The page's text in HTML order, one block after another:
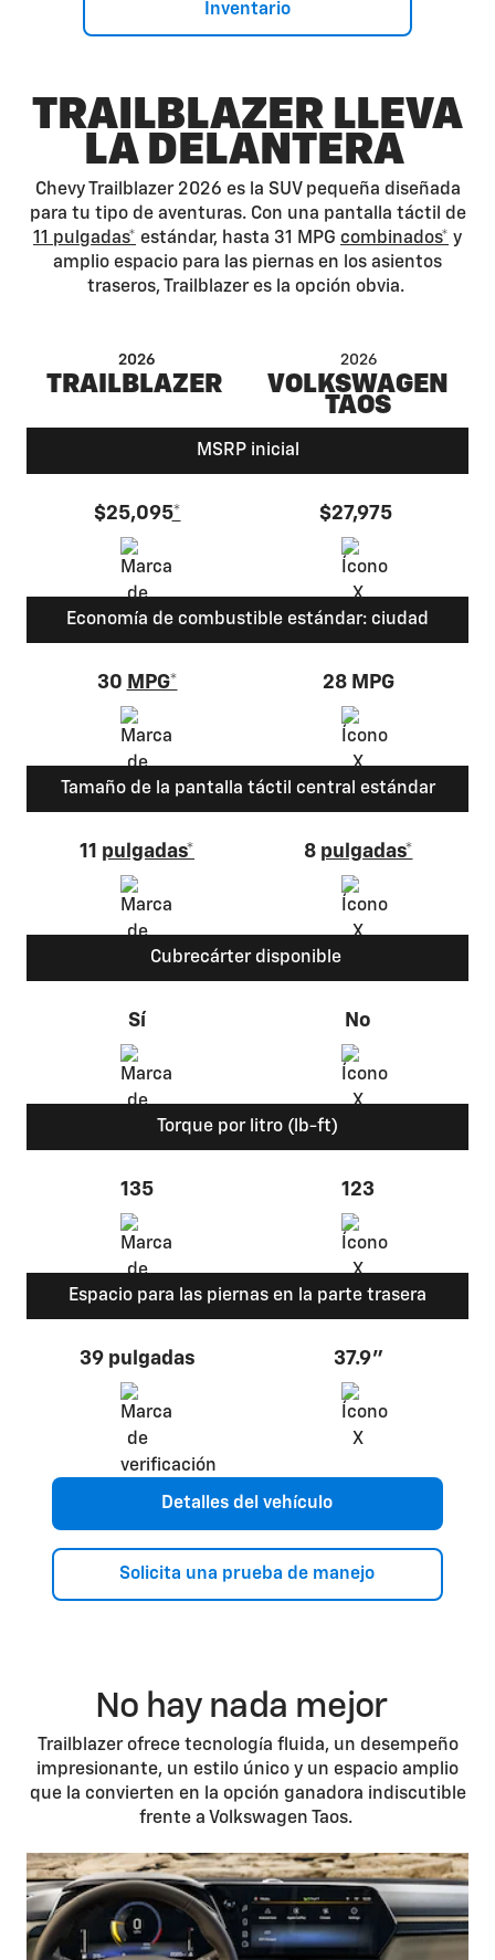
Inventario
TRAILBLAZER LLEVA
LA DELANTERA
Chevy Trailblazer 2026 es la SUV pequeña diseñada
para tu tipo de aventuras. Con una pantalla táctil de
11 pulgadas* estándar, hasta 31 MPG combinados* y
amplio espacio para las piernas en los asientos
traseros, Trailblazer es la opción obvia.
2026
TRAILBLAZER
2026
VOLKSWAGEN
TAOS
MSRP inicial
$25,095* $27,975
Economía de combustible estándar: ciudad
30 MPG* 28 MPG
Tamaño de la pantalla táctil central estándar
11 pulgadas* 8 pulgadas*
Cubrecárter disponible
Sí No
Torque por litro (lb-ft)
135 123
Espacio para las piernas en la parte trasera
39 pulgadas 37.9"
Detalles del vehículo
Solicita una prueba de manejo
No hay nada mejor
Trailblazer ofrece tecnología fluida, un desempeño
impresionante, un estilo único y un espacio amplio
que la convierten en la opción ganadora indiscutible
frente a Volkswagen Taos.